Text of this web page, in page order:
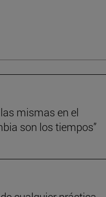
mismas en el
son los tiempos”